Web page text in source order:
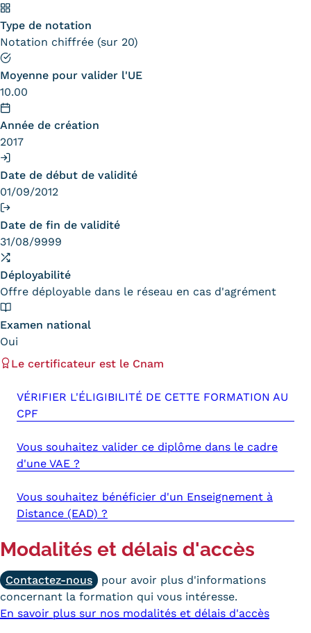
FAQ
Lexique
Qualiopi
Erasmus
Infos élèves
Modalités de financement
Infos entreprises
Former ses salariés
Accueillir un alternant ?
Infos enseignants
Être enseignant au Cnam
Liste des partenaires
Communication
Type de notation
Notation chiffrée (sur 20)
Moyenne pour valider l'UE
10.00
Année de création
2017
Date de début de validité
01/09/2012
Date de fin de validité
31/08/9999
Déployabilité
Offre déployable dans le réseau en cas d'agrément
Examen national
Oui
Le certificateur est le Cnam
VÉRIFIER L'ÉLIGIBILITÉ DE CETTE FORMATION AU
CPF
Vous souhaitez valider ce diplôme dans le cadre
d'une VAE ?
Vous souhaitez bénéficier d'un Enseignement à
Distance (EAD) ?
Modalités et délais d'accès
Contactez-nous
pour avoir plus d'informations
concernant la formation qui vous intéresse.
En savoir plus sur nos modalités et délais d'accès